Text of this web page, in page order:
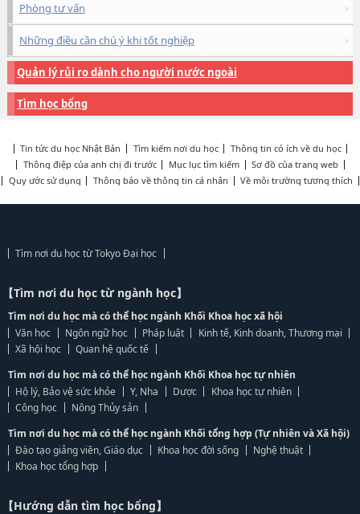
Phòng tư vấn
Những điều cần chú ý khi tốt nghiệp
Quản lý rủi ro dành cho người nước ngoài
Tìm học bổng
Tin tức du học Nhật Bản Tìm kiếm nơi du học
Thông tin có ích về du học
Thông điệp của anh chị đi trước
Mục lục tìm kiếm
Sơ đồ của trang web
Quy ước sử dụng
Thông báo về thông tin cá nhân Về môi trường tương thích
Tìm nơi du học từ Tokyo Đại học
【Tìm nơi du học từ ngành học】
Tìm nơi du học mà có thể học ngành Khối Khoa học xã hội
Văn học
Ngôn ngữ học Pháp luật
Kinh tế, Kinh doanh, Thương mại
Xã hội học
Quan hệ quốc tế
Tìm nơi du học mà có thể học ngành Khối Khoa học tự nhiên
Hộ lý, Bảo vệ sức khỏe
Y, Nha Dược
Khoa học tự nhiên
Công học
Nông Thủy sản
Tìm nơi du học mà có thể học ngành Khối tổng hợp (Tự nhiên và Xã hội)
Đào tạo giảng viên, Giáo dục
Khoa học đời sống
Nghệ thuật
Khoa học tổng hợp
【Hướng dẫn tìm học bổng】